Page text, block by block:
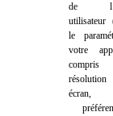
de
utilisateur
le
votre
résolution